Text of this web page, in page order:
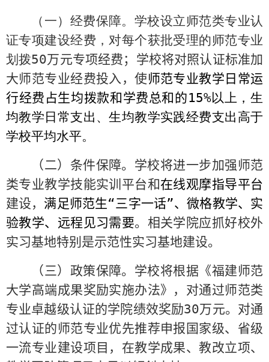
（一）经费保障。学校设立师范类专业认
证专项建设经费，对每个获批受理的师范专业
划拨50万元专项经费；学校将对照认证标准加
大师范专业经费投入，使师范专业教学日常运
行经费占生均拨款和学费总和的15%以上，生
均教学日常支出、生均教学实践经费支出高于
学校平均水平。
（二）条件保障。学校将进一步加强师范
类专业教学技能实训平台和在线观摩指导平台
建设， 满足师范生“三字一话”、微格教学、实
验教学、远程见习需要。相关学院应抓好校外
实习基地特别是示范性实习基地建设。
（三）政策保障。学校将根据《福建师范
大学高端成果奖励实施办法》，对通过师范类
专业卓越级认证的学院绩效奖励30万元。对通
过认证的师范专业优先推荐申报国家级、省级
一流专业建设项目，在教学成果、教改立项、